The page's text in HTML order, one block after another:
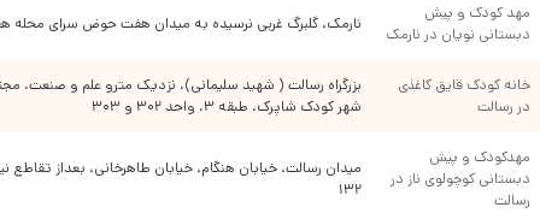
تجهیزات آموزشی، تمیزی و بهداشت مهدکودک نیز توجه کنید. همچنین، بررسی کنید
که آیا کادر مهدکودک صمیمانه با کودکان برخورد می‌کنند و با آنها به درستی ارتباط
برنامه‌های آموزشی
برنامه‌های آموزشی بهترین مهدکودک در فلکه اول تهرانپارس متناسب با سن و نیازهای
فرزندان شما ارائه می‌شود و به توسعه شخصیت، هوش، و مهارت‌های آنها کمک
می‌کند.
مهد کودک و پیش
دبستانی نویان در نارمک
نارمک، گلبرگ غربی نرسیده به میدان هفت حوض سرای
خانه کودک قایق کاغذی
در رسالت
بزرگراه رسالت ( شهید سلیمانی)، نزدیک مترو علم و صنعت،
شهر کودک شاپرک، طبقه ۳، واحد ۳۰۲ و ۳۰۳
مهدکودک و پیش
دبستانی کوچولوی ناز در
رسالت
میدان رسالت، خیابان هنگام، خیابان طاهرخانی، بعداز تقاطع
۱۳۲